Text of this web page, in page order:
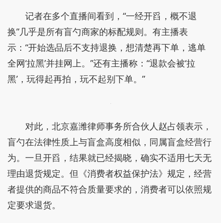
记者在多个直播间看到，“一经开舀，概不退
换”几乎是所有盲勺商家的标配规则。有主播表
示：“开始选品后不支持退换，想清楚再下单，逃单
全网‘拉黑’并挂网上。”还有主播称：“退款会被‘拉
黑’，玩得起再拍，玩不起别下单。”
对此，北京嘉潍律师事务所合伙人赵占领表示，
盲勺在法律性质上与盲盒高度相似，同属盲盒经营行
为。一旦开舀，结果就已经揭晓，确实不适用七天无
理由退货规定。但《消费者权益保护法》规定，经营
者提供的商品不符合质量要求的，消费者可以依照规
定要求退货。